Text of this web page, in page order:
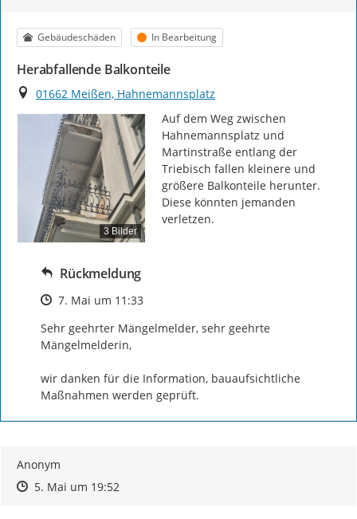
Kategorie
Gebäudeschäden Status
In Bearbeitung
Herabfallende Balkonteile
Ort
01662 Meißen, Hahnemannsplatz
3 Bilder
Auf dem Weg zwischen
Hahnemannsplatz und
Martinstraße entlang der
Triebisch fallen kleinere und
größere Balkonteile herunter.
Diese könnten jemanden
verletzen.
Rückmeldung
Zeitpunkt des Erstellens
7. Mai um 11:33
Sehr geehrter Mängelmelder, sehr geehrte
Mängelmelderin,
wir danken für die Information, bauaufsichtliche
Maßnahmen werden geprüft.
Anonym
Zeitpunkt des Erstellens
Zeitpunkt des Erstellens
5. Mai um 19:52Zur Äußerung